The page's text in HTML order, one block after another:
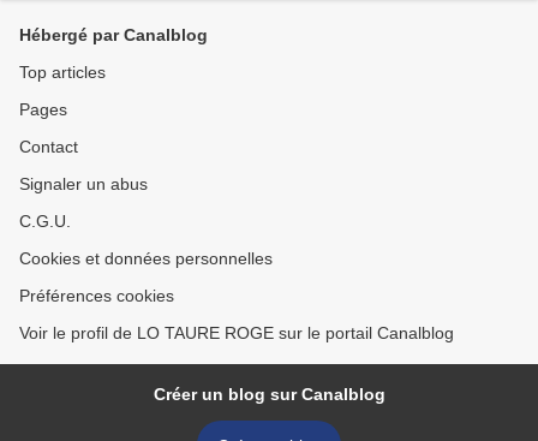
Hébergé par Canalblog
Top articles
Pages
Contact
Signaler un abus
C.G.U.
Cookies et données personnelles
Préférences cookies
Voir le profil de LO TAURE ROGE sur le portail Canalblog
Créer un blog sur Canalblog